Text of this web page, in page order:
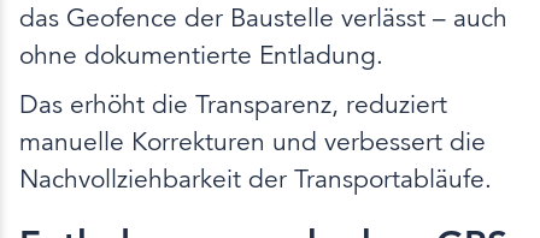
das Geofence der Baustelle verlässt – auch
ohne dokumentierte Entladung.
Das erhöht die Transparenz, reduziert
manuelle Korrekturen und verbessert die
Nachvollziehbarkeit der Transportabläufe.